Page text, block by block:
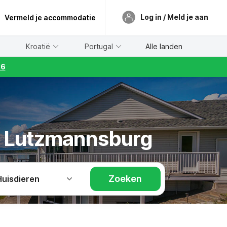
Vermeld je accommodatie Log in / Meld je aan
Kroatië Portugal Alle landen
Zoeken